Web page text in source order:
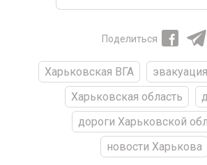
Поделиться
Харьковская ВГА эвакуация
Харьковская область
дороги Харьковской
новости Харькова